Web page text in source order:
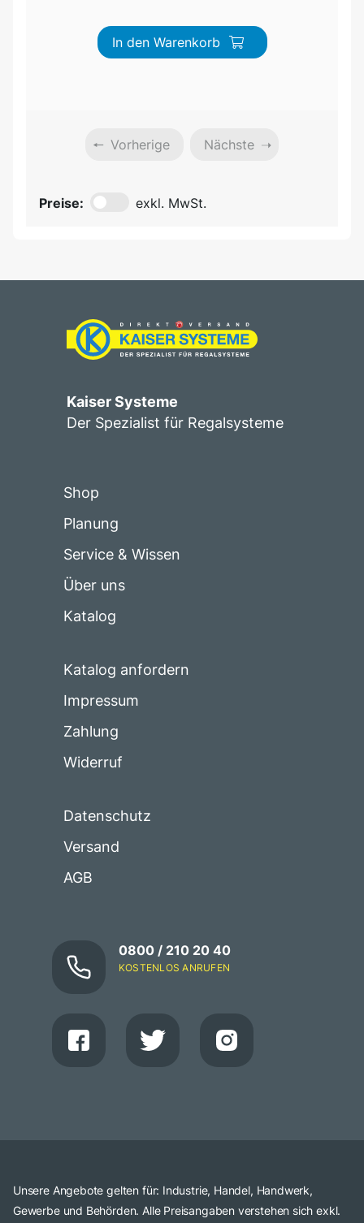
In den Warenkorb
Vorherige Nächste
Preise: exkl. MwSt.
Kaiser Systeme
Der Spezialist für Regalsysteme
Shop
Planung
Service & Wissen
Über uns
Katalog
Katalog anfordern
Impressum
Zahlung
Widerruf
Datenschutz
Versand
AGB
0800 / 210 20 40
KOSTENLOS ANRUFEN
Unsere Angebote gelten für: Industrie, Handel, Handwerk,
Gewerbe und Behörden. Alle Preisangaben verstehen sich exkl.